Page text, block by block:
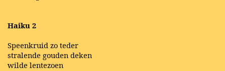
Haiku 2
Speenkruid zo teder
stralende gouden deken
wilde lentezoen